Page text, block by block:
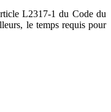
L2317-1 du Code du
le temps requis pour